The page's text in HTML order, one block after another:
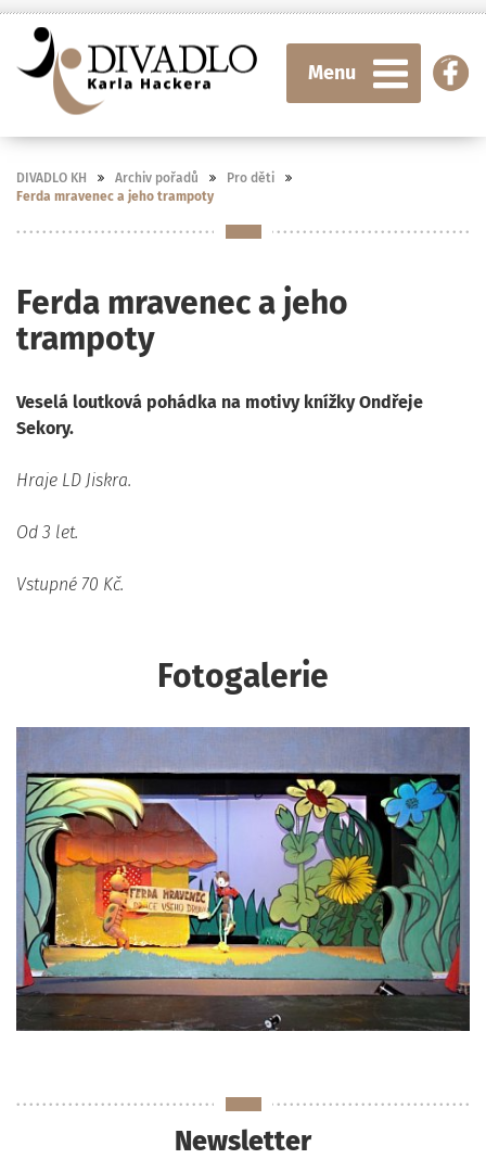
Menu
DIVADLO KH Archiv pořadů
Pro děti
Ferda mravenec a jeho trampoty
Ferda mravenec a jeho
trampoty
Veselá loutková pohádka na motivy knížky Ondřeje
Sekory.
Hraje LD Jiskra.
Od 3 let.
Vstupné 70 Kč.
Fotogalerie
Newsletter